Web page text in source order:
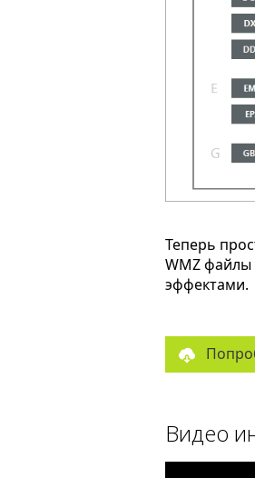
Теперь
WMZ файлы
эффектами.
Видео